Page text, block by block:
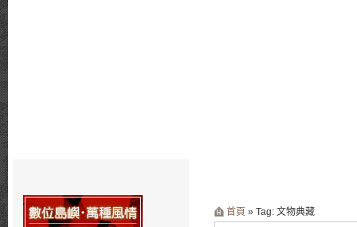
首頁 » Tag: 文物典藏